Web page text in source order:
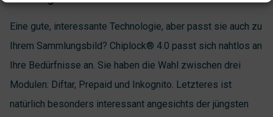
Eine gute, interessante Technologie, aber passt sie auch zu
Ihrem Sammlungsbild? Chiplock® 4.0 passt sich nahtlos an
Ihre Bedürfnisse an. Sie haben die Wahl zwischen drei
Modulen: Diftar, Prepaid und Inkognito. Letzteres ist
natürlich besonders interessant angesichts der jüngsten